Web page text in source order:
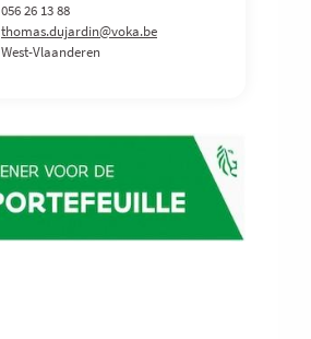
056 26 13 88
thomas.dujardin@voka.be
West-Vlaanderen